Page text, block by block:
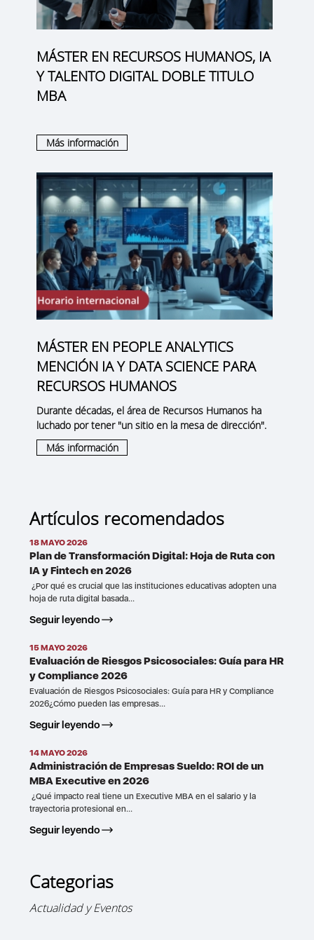
MÁSTER EN RECURSOS HUMANOS, IA
Y TALENTO DIGITAL DOBLE TITULO
MBA
Más información
MÁSTER EN PEOPLE ANALYTICS
MENCIÓN IA Y DATA SCIENCE PARA
RECURSOS HUMANOS
Durante décadas, el área de Recursos Humanos ha
luchado por tener "un sitio en la mesa de dirección".
Más información
Artículos recomendados
18 MAYO 2026
Plan de Transformación Digital: Hoja de Ruta con
IA y Fintech en 2026
¿Por qué es crucial que las instituciones educativas adopten una
hoja de ruta digital basada...
Seguir leyendo
15 MAYO 2026
Evaluación de Riesgos Psicosociales: Guía para HR
y Compliance 2026
Evaluación de Riesgos Psicosociales: Guía para HR y Compliance
2026¿Cómo pueden las empresas...
Seguir leyendo
14 MAYO 2026
Administración de Empresas Sueldo: ROI de un
MBA Executive en 2026
¿Qué impacto real tiene un Executive MBA en el salario y la
trayectoria profesional en...
Seguir leyendo
Categorias
Actualidad y Eventos